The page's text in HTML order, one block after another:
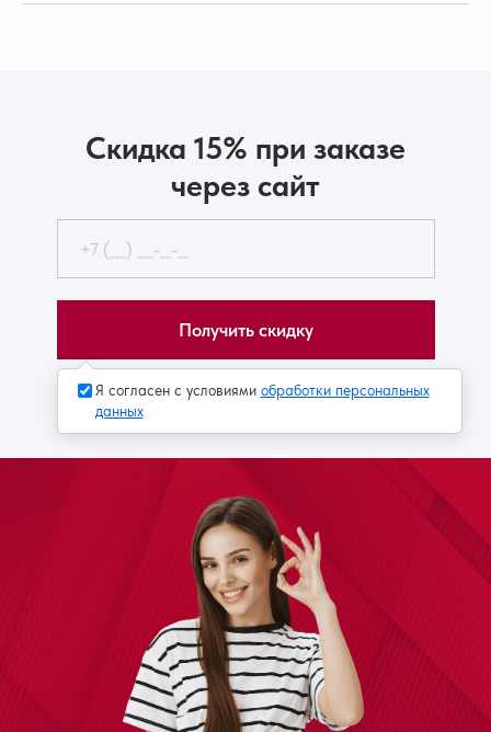
Скидка 15% при заказе
через сайт
Получить скидку
Я согласен с условиями обработки персональных
данных